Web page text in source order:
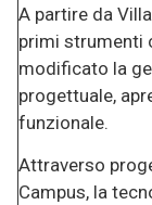
A partire da
primi strumenti
modificato la
progettuale,
funzionale.
Attraverso
Campus, la